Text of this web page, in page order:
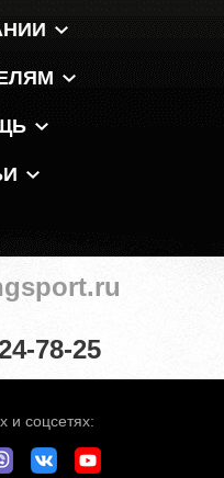
и соцсетях:
78-25